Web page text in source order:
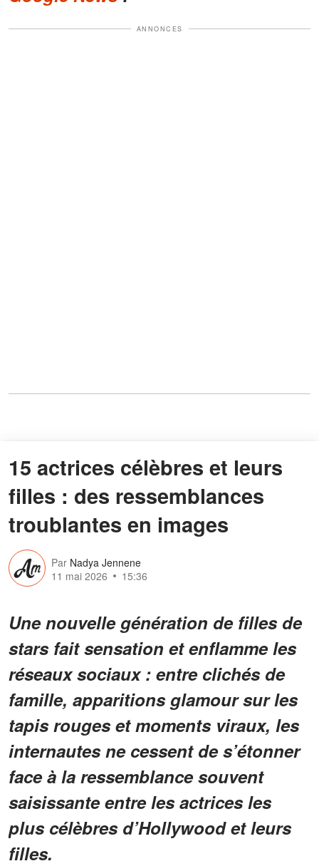
ANNONCES
15 actrices célèbres et leurs
filles : des ressemblances
troublantes en images
Par Nadya Jennene
11 mai 2026
15:36
Une nouvelle génération de filles de
stars fait sensation et enflamme les
réseaux sociaux : entre clichés de
famille, apparitions glamour sur les
tapis rouges et moments viraux, les
internautes ne cessent de s’étonner
face à la ressemblance souvent
saisissante entre les actrices les
plus célèbres d’Hollywood et leurs
filles.